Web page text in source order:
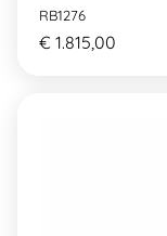
RB1276
€ 1.815,00